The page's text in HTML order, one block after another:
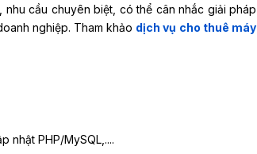
cầu chuyên biệt, có thể cân nhắc giải pháp
nghiệp. Tham khảo dịch vụ cho thuê máy
nhật PHP/MySQL,....